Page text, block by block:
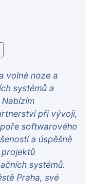
volné noze a
systémů a
při vývoji,
softwarového
a úspěšně
systémů.
Praha, své